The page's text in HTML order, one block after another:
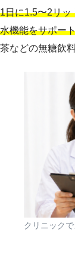
1日に1.5〜2リッ
水機能をサポー
茶などの無糖飲
クリニック